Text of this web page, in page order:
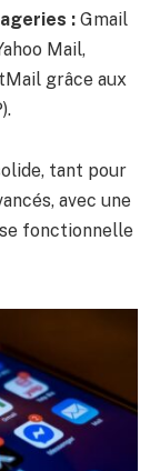
: Gmail
Mail,
grâce aux
tant pour
avec une
fonctionnelle